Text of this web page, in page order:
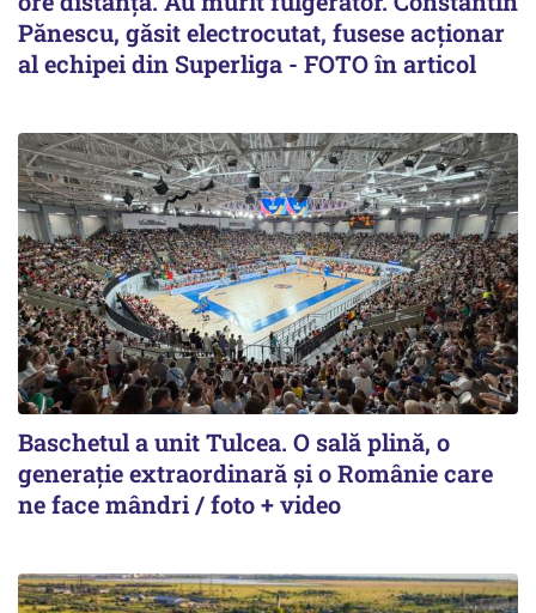
Pănescu, găsit electrocutat, fusese acționar
al echipei din Superliga - FOTO în articol
Baschetul a unit Tulcea. O sală plină, o
generație extraordinară și o Românie care
ne face mândri / foto + video